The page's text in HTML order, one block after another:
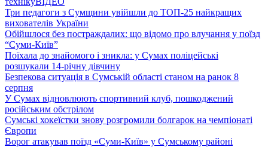
Три педагоги з Сумщини увійшли до ТОП-25 найкращих
вихователів України
Обійшлося без постраждалих: що відомо про влучання у поїзд
“Суми-Київ”
Поїхала до знайомого і зникла: у Сумах поліцейські
розшукали 14-річну дівчину
Безпекова ситуація в Сумській області станом на ранок 8
серпня
У Сумах відновлюють спортивний клуб, пошкоджений
російським обстрілом
Сумські хокеїстки знову розгромили болгарок на чемпіонаті
Європи
Ворог атакував поїзд «Суми-Київ» у Сумському районі